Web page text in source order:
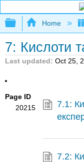
Expand/
Home
7: Кислоти
Last updated Oct 25,
Page ID
20215
7.1:
7.2: